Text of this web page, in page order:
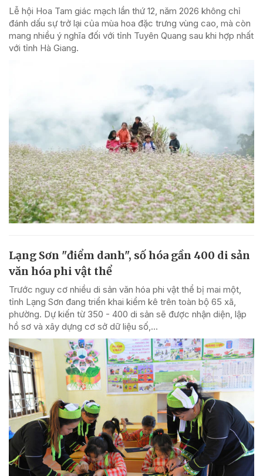
Lễ hội Hoa Tam giác mạch lần thứ 12, năm 2026 không chỉ
đánh dấu sự trở lại của mùa hoa đặc trưng vùng cao, mà còn
mang nhiều ý nghĩa đối với tỉnh Tuyên Quang sau khi hợp nhất
với tỉnh Hà Giang.
Lạng Sơn "điểm danh", số hóa gần 400 di sản
văn hóa phi vật thể
Trước nguy cơ nhiều di sản văn hóa phi vật thể bị mai một,
tỉnh Lạng Sơn đang triển khai kiểm kê trên toàn bộ 65 xã,
phường. Dự kiến từ 350 - 400 di sản sẽ được nhận diện, lập
hồ sơ và xây dựng cơ sở dữ liệu số,...